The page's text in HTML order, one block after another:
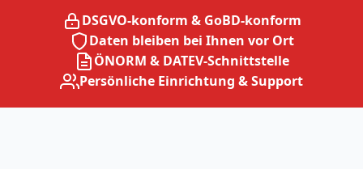
DSGVO-konform & GoBD-konform
Daten bleiben bei Ihnen vor Ort
ÖNORM & DATEV-Schnittstelle
Persönliche Einrichtung & Support